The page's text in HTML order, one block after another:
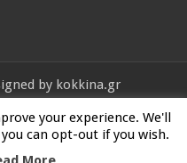
by kokkina.gr
Reserved
your experience. We'll
can opt-out if you wish.